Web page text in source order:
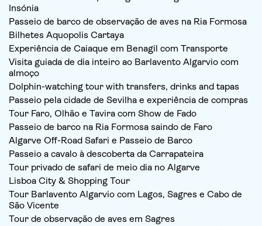
Insónia
Passeio de barco de observação de aves na Ria Formosa
Bilhetes Aquopolis Cartaya
Experiência de Caiaque em Benagil com Transporte
Visita guiada de dia inteiro ao Barlavento Algarvio com
almoço
Dolphin-watching tour with transfers, drinks and tapas
Passeio pela cidade de Sevilha e experiência de compras
Tour Faro, Olhão e Tavira com Show de Fado
Passeio de barco na Ria Formosa saindo de Faro
Algarve Off-Road Safari e Passeio de Barco
Passeio a cavalo à descoberta da Carrapateira
Tour privado de safari de meio dia no Algarve
Lisboa City & Shopping Tour
Tour Barlavento Algarvio com Lagos, Sagres e Cabo de
São Vicente
Tour de observação de aves em Sagres